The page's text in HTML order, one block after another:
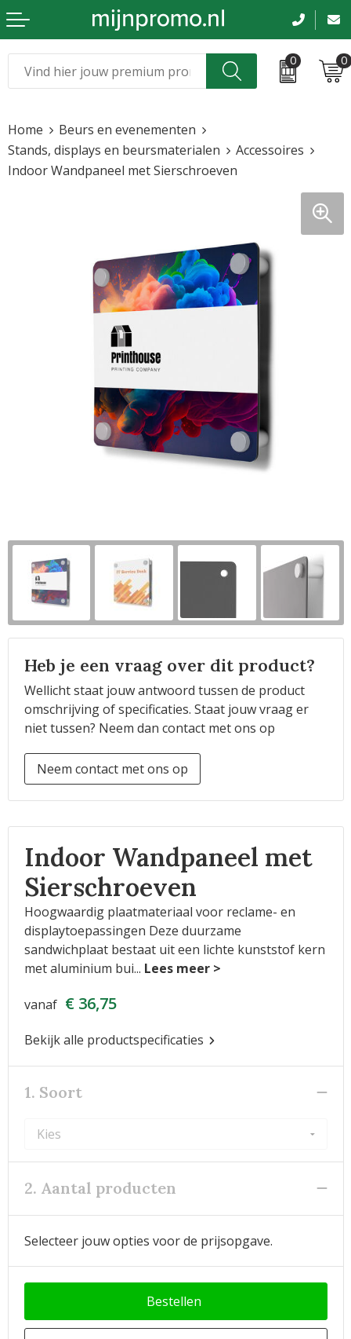
0 0
Kleding & caps
Sportkleding
Beurs en evenementen
Bloemen en planten
Sinterklaas
Voetbal, EK en WK
Home
Beurs en evenementen
Stands, displays en beursmaterialen
Accessoires
Indoor Wandpaneel met Sierschroeven
Heb je een vraag over dit product?
Wellicht staat jouw antwoord tussen de product
omschrijving of specificaties. Staat jouw vraag er
niet tussen? Neem dan contact met ons op
Neem contact met ons op
Indoor Wandpaneel met
Sierschroeven
Hoogwaardig plaatmateriaal voor reclame- en
displaytoepassingen Deze duurzame
sandwichplaat bestaat uit een lichte kunststof kern
met aluminium bui...
vanaf € 36,75
Bekijk alle productspecificaties
1. Soort
2. Aantal producten
Selecteer jouw opties voor de prijsopgave.
Bestellen